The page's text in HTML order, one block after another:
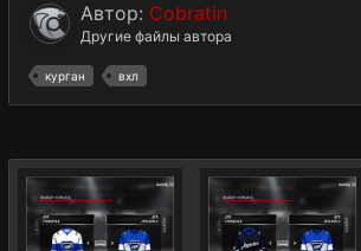
Автор: Cobratin
Другие файлы автора
курган вхл